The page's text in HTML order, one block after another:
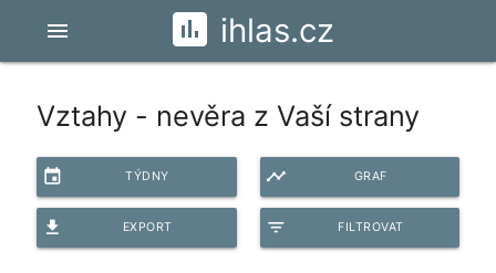
ihlas.cz
menu
Vztahy - nevěra z Vaší strany
event TÝDNY timeline GRAF
file_download EXPORT filter_list FILTROVAT